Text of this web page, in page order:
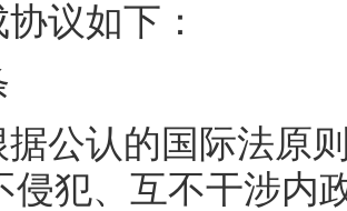
议如下：
据公认的国际法原
侵犯、互不干涉内